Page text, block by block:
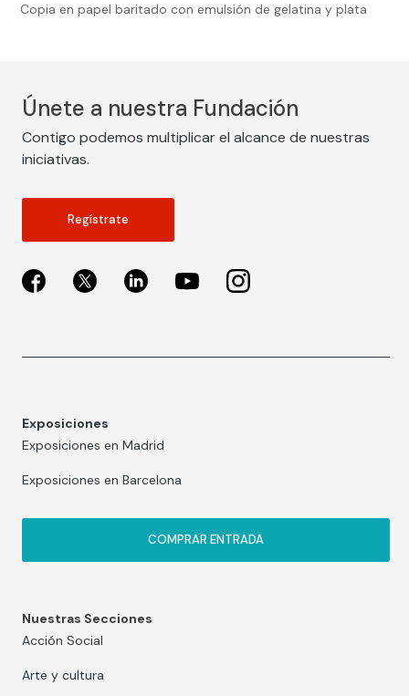
Copia en papel baritado con emulsión de gelatina y plata
Únete a nuestra Fundación
Contigo podemos multiplicar el alcance de nuestras
iniciativas.
Regístrate
Exposiciones
Exposiciones en Madrid
Exposiciones en Barcelona
COMPRAR ENTRADA
Nuestras Secciones
Acción Social
Arte y cultura